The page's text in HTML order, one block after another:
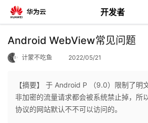
开发者
返
Android WebView常见问题
计蒙不吃鱼 2022/05/21
【摘要】 于 Android P （9.0）限制了明
非加密的流量请求都会被系统禁止掉，所
协议的网站默认不不可以访问的。